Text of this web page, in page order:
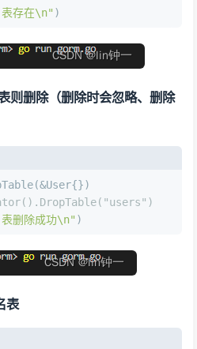
存在\n" )
则删除（删除时会忽略、删除
删除成功\n" )
表